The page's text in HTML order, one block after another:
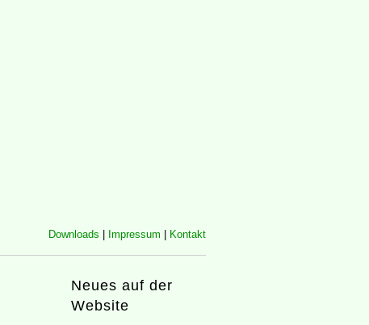
Downloads Impressum Kontakt
Neues auf der
Website